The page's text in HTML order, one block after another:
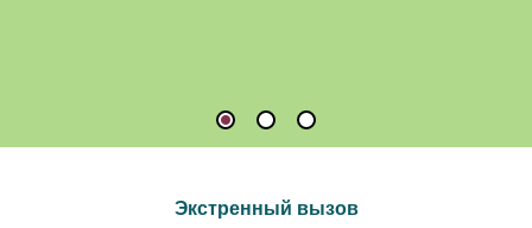
Экстренный вызов